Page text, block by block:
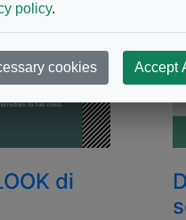
di
policy.
cookies Accept